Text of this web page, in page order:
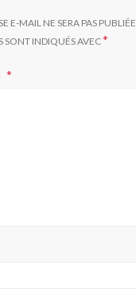
E-MAIL NE SERA PAS PUBLIÉE.
SONT INDIQUÉS AVEC*